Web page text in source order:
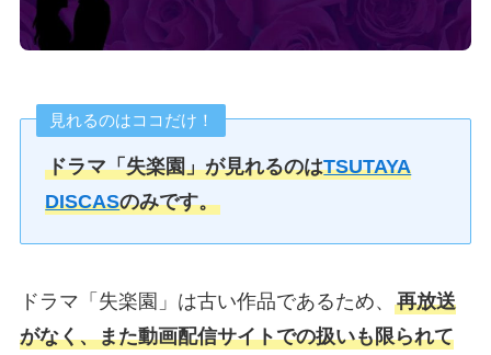
見れるのはココだけ！
ドラマ「失楽園」が見れるのはTSUTAYA
DISCASのみです。
ドラマ「失楽園」は古い作品であるため、 再放送
がなく、また動画配信サイトでの扱いも限られて